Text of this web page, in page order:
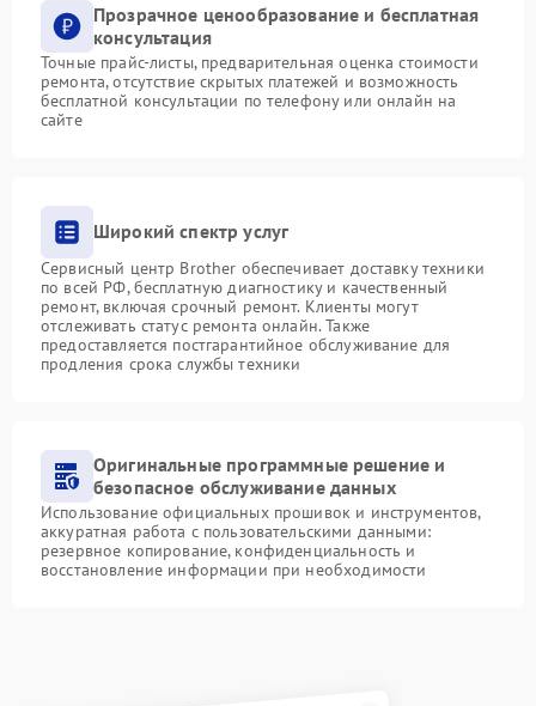
Прозрачное ценообразование и бесплатная
консультация
Точные прайс-листы, предварительная оценка стоимости
ремонта, отсутствие скрытых платежей и возможность
бесплатной консультации по телефону или онлайн на
сайте
Широкий спектр услуг
Сервисный центр Brother обеспечивает доставку техники
по всей РФ, бесплатную диагностику и качественный
ремонт, включая срочный ремонт. Клиенты могут
отслеживать статус ремонта онлайн. Также
предоставляется постгарантийное обслуживание для
продления срока службы техники
Оригинальные программные решение и
безопасное обслуживание данных
Использование официальных прошивок и инструментов,
аккуратная работа с пользовательскими данными:
резервное копирование, конфиденциальность и
восстановление информации при необходимости